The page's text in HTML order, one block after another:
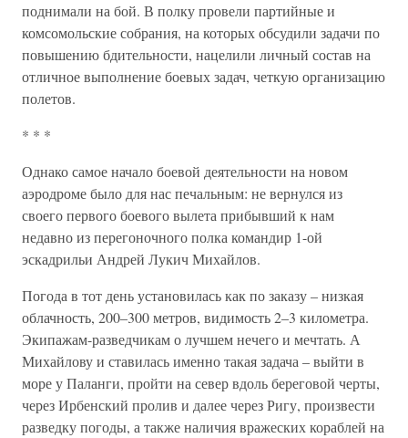
поднимали на бой. В полку провели партийные и
комсомольские собрания, на которых обсудили задачи по
повышению бдительности, нацелили личный состав на
отличное выполнение боевых задач, четкую организацию
полетов.
* * *
Однако самое начало боевой деятельности на новом
аэродроме было для нас печальным: не вернулся из
своего первого боевого вылета прибывший к нам
недавно из перегоночного полка командир 1-ой
эскадрильи Андрей Лукич Михайлов.
Погода в тот день установилась как по заказу – низкая
облачность, 200–300 метров, видимость 2–3 километра.
Экипажам-разведчикам о лучшем нечего и мечтать. А
Михайлову и ставилась именно такая задача – выйти в
море у Паланги, пройти на север вдоль береговой черты,
через Ирбенский пролив и далее через Ригу, произвести
разведку погоды, а также наличия вражеских кораблей на